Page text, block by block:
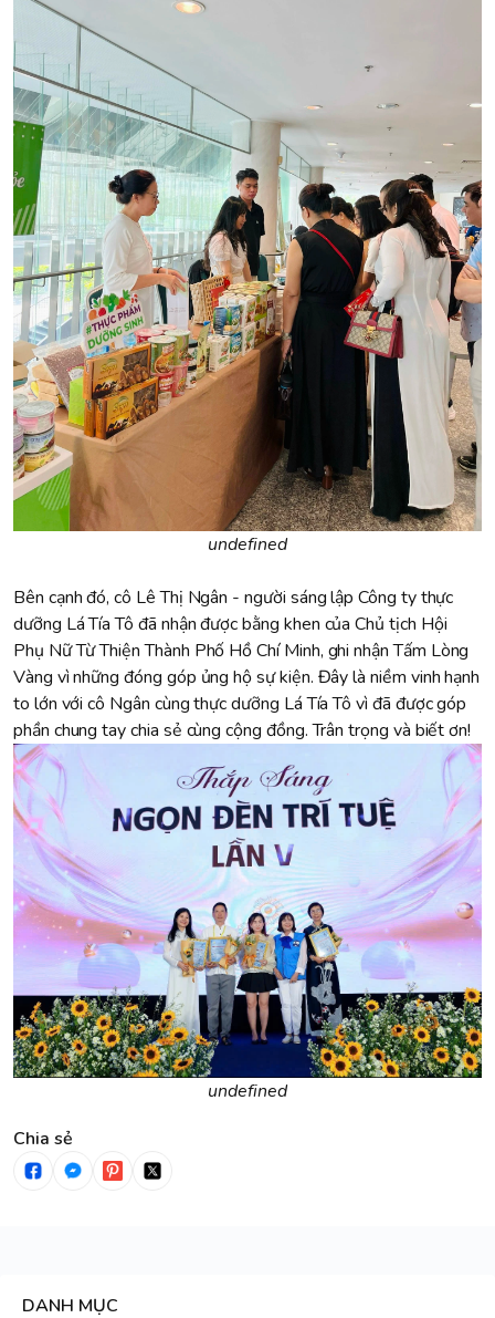
undefined
Bên cạnh đó, cô Lê Thị Ngân - người sáng lập Công ty thực
dưỡng Lá Tía Tô đã nhận được bằng khen của Chủ tịch Hội
Phụ Nữ Từ Thiện Thành Phố Hồ Chí Minh, ghi nhận Tấm Lòng
Vàng vì những đóng góp ủng hộ sự kiện. Đây là niềm vinh hạnh
to lớn với cô Ngân cùng thực dưỡng Lá Tía Tô vì đã được góp
phần chung tay chia sẻ cùng cộng đồng. Trân trọng và biết ơn!
undefined
Chia sẻ
DANH MỤC